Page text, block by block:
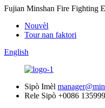
Fujian Minshan Fire Fighting
Nouvèl
Tour nan faktori
English
Sipò Imèl
Rele Sipò +0086